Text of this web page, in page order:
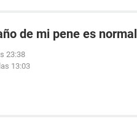
de mi pene es normal
23:38
13:03